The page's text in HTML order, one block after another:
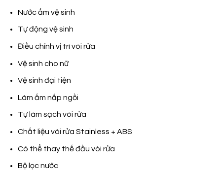
Nước ấm vệ sinh
Tự động vệ sinh
Điều chỉnh vị trí vòi rửa
Vệ sinh cho nữ
Vệ sinh đại tiện
Làm ấm nắp ngồi
Tự làm sạch vòi rửa
Chất liệu vòi rửa Stainless + ABS
Có thể thay thế đầu vòi rửa
Bộ lọc nước